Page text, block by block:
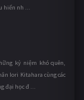
hiển nh ...
kỷ niệm khó quên,
Iori Kitahara cùng các
đại học đ ...